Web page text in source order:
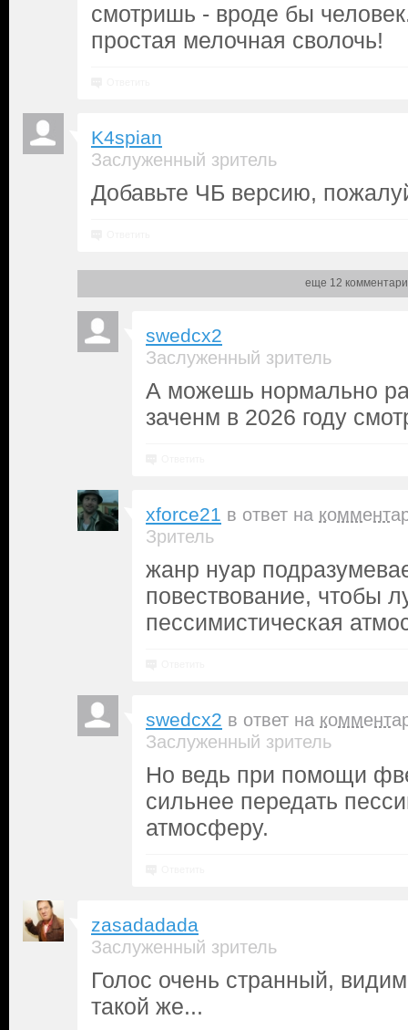
смотришь - вроде бы
простая мелочная сволочь!
K4spian
Заслуженный зритель
Добавьте ЧБ версию,
еще 12
swedcx2
Заслуженный зритель
А можешь нормально
заченм в 2026 году
xforce21 в ответ на
Зритель
жанр нуар
повествование, чтобы
пессимистическая
swedcx2 в ответ на
Заслуженный зритель
Но ведь при помощи
сильнее передать
атмосферу.
zasadadada
Заслуженный зритель
Голос очень странный,
такой же...